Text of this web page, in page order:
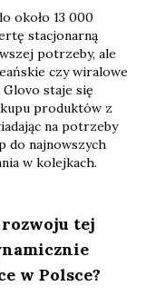
około 13 000
stacjonarną
potrzeby, ale
czy wiralowe
staje się
produktów z
na potrzeby
do najnowszych
w kolejkach.
rozwoju tej
w Polsce?